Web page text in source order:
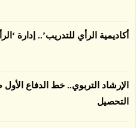
أكاديمية الرأي للتدريب’.. إدارة
الإرشاد التربوي.. خط الدفاع
التحصيل